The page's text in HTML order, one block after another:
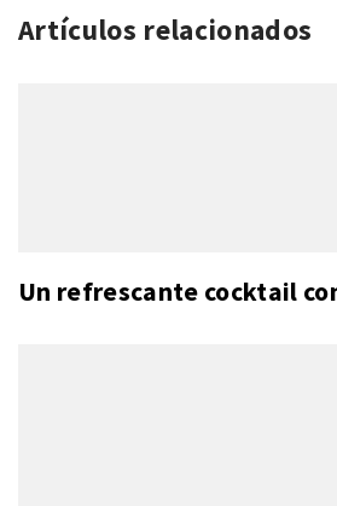
Artículos relacionados
Un refrescante cocktail